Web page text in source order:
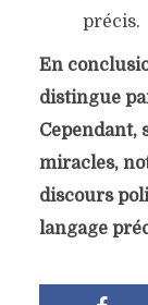
précis.
En
distingue
Cependant,
miracles,
discours
langage